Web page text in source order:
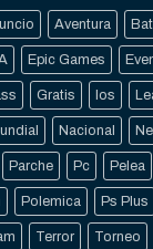
Aventura
Epic Games
Gratis Ios
Nacional
Parche Pc Pelea
Polemica Ps Plus
Terror Torneo